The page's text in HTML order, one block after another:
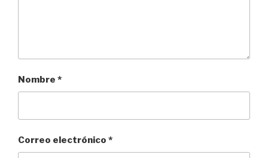
Nombre *
Correo electrónico *